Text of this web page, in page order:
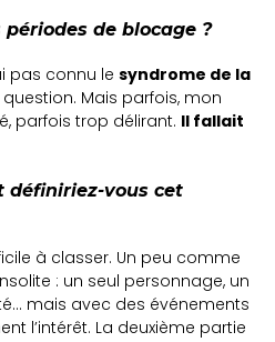
périodes de blocage ?
pas connu lesyndrome de la
question. Mais parfois, mon
parfois trop délirant. Il fallait
définiriez-vous cet
à classer. Un peu comme
: un seul personnage, un
mais avec des événements
l’intérêt. La deuxième partie